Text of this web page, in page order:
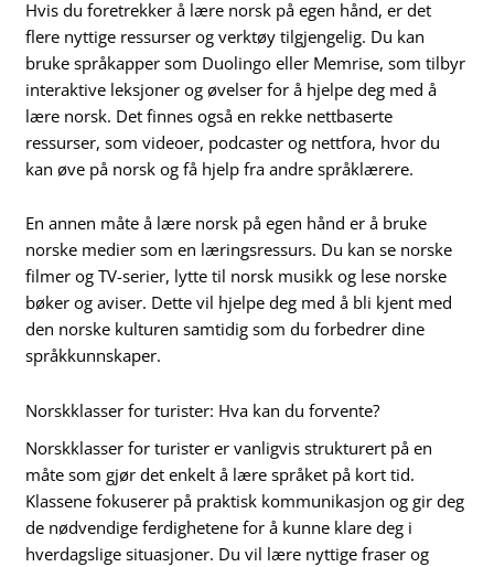
Hvis du foretrekker å lære norsk på egen hånd, er det
flere nyttige ressurser og verktøy tilgjengelig. Du kan
bruke språkapper som Duolingo eller Memrise, som tilbyr
interaktive leksjoner og øvelser for å hjelpe deg med å
lære norsk. Det finnes også en rekke nettbaserte
ressurser, som videoer, podcaster og nettfora, hvor du
kan øve på norsk og få hjelp fra andre språklærere.
En annen måte å lære norsk på egen hånd er å bruke
norske medier som en læringsressurs. Du kan se norske
filmer og TV-serier, lytte til norsk musikk og lese norske
bøker og aviser. Dette vil hjelpe deg med å bli kjent med
den norske kulturen samtidig som du forbedrer dine
språkkunnskaper.
Norskklasser for turister: Hva kan du forvente?
Norskklasser for turister er vanligvis strukturert på en
måte som gjør det enkelt å lære språket på kort tid.
Klassene fokuserer på praktisk kommunikasjon og gir deg
de nødvendige ferdighetene for å kunne klare deg i
hverdagslige situasjoner. Du vil lære nyttige fraser og